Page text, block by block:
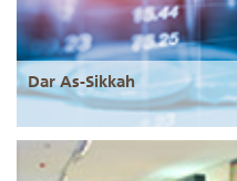
Dar As-Sikkah